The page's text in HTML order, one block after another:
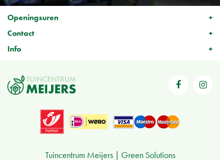
Openingsuren
Contact
Info
Tuincentrum Meijers Green Solutions